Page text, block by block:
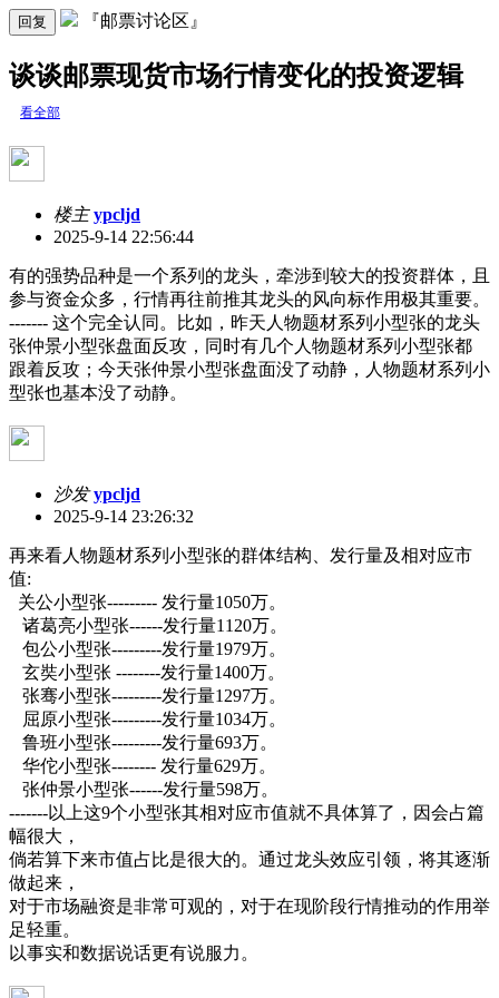
回复 『邮票讨论区』
谈谈邮票现货市场行情变化的投资逻辑
看全部
楼主 ypcljd
2025-9-14 22:56:44
有的强势品种是一个系列的龙头，牵涉到较大的投资群体，且
参与资金众多，行情再往前推其龙头的风向标作用极其重要。
------- 这个完全认同。比如，昨天人物题材系列小型张的龙头
张仲景小型张盘面反攻，同时有几个人物题材系列小型张都
跟着反攻；今天张仲景小型张盘面没了动静，人物题材系列小
型张也基本没了动静。
沙发 ypcljd
2025-9-14 23:26:32
再来看人物题材系列小型张的群体结构、发行量及相对应市
值:
关公小型张--------- 发行量1050万。
诸葛亮小型张------发行量1120万。
包公小型张---------发行量1979万。
玄奘小型张 --------发行量1400万。
张骞小型张---------发行量1297万。
屈原小型张---------发行量1034万。
鲁班小型张---------发行量693万。
华佗小型张-------- 发行量629万。
张仲景小型张------发行量598万。
-------以上这9个小型张其相对应市值就不具体算了，因会占篇
幅很大，
倘若算下来市值占比是很大的。通过龙头效应引领，将其逐渐
做起来，
对于市场融资是非常可观的，对于在现阶段行情推动的作用举
足轻重。
以事实和数据说话更有说服力。